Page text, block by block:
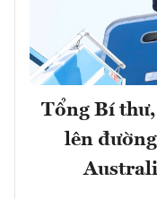
Tổng Bí
lên